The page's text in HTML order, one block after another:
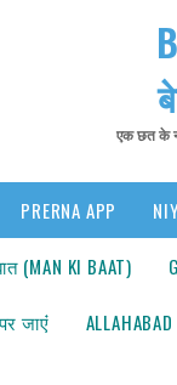
एक छत के
PRERNA APP
(MAN KI BAAT)
जाएंं